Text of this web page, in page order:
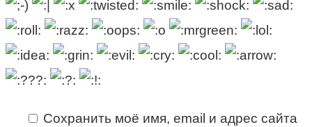
Сохранить моё имя, email и адрес сайта